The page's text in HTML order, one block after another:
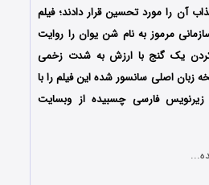
آن را مورد تحسین قرار دادند؛ فیلم
مرموز به نام شن یوان را روایت
کردن یک گنج با ارزش به شدت زخمی
زبان اصلی سانسور شده این فیلم را با
فارسی چسبیده از وبسایت